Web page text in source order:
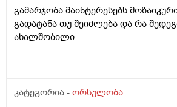
გამარჯობა მაინტერესებს
გადატანა თუ შეიძლება და რა
ახალშობილი
კატეგორია - ორსულობა